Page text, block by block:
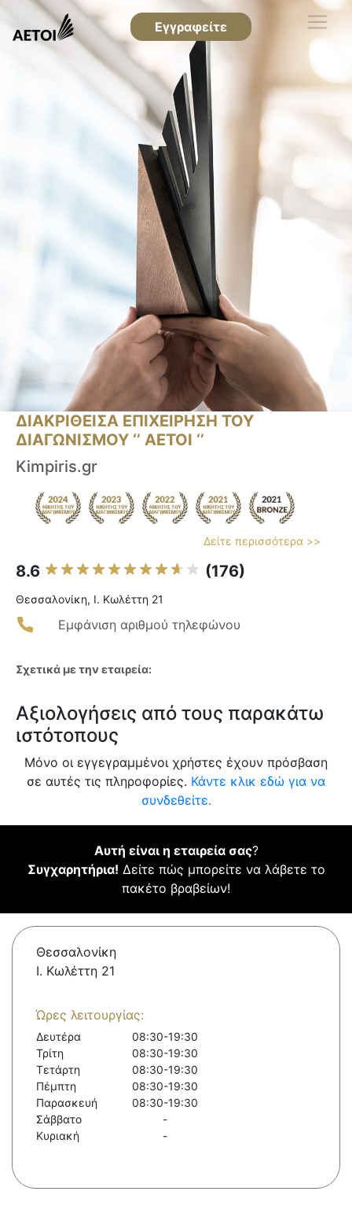
Εγγραφείτε
ΔΙΑΚΡΙΘΕΙΣΑ ΕΠΙΧΕΙΡΗΣΗ ΤΟΥ
ΔΙΑΓΩΝΙΣΜΟΥ ‘’ ΑΕΤΟΙ ‘’
Kimpiris.gr
Δείτε περισσότερα >>
8.6 (176)
Θεσσαλονίκη, Ι. Κωλέττη 21
Εμφάνιση αριθμού τηλεφώνου
Σχετικά με την εταιρεία:
Αξιολογήσεις από τους παρακάτω
ιστότοπους
Μόνο οι εγγεγραμμένοι χρήστες έχουν πρόσβαση
σε αυτές τις πληροφορίες. Κάντε κλικ εδώ για να
συνδεθείτε.
Αυτή είναι η εταιρεία σας?
Συγχαρητήρια! Δείτε πώς μπορείτε να λάβετε το
πακέτο βραβείων!
Θεσσαλονίκη
Ι. Κωλέττη 21
Ώρες λειτουργίας:
Δευτέρα
08:30-19:30
Τρίτη
08:30-19:30
Τετάρτη
08:30-19:30
Πέμπτη
08:30-19:30
Παρασκευή
08:30-19:30
Σάββατο
-
Κυριακή
-